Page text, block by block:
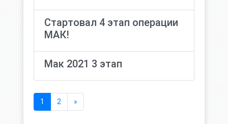
Стартовал 4 этап операции
МАК!
Мак 2021 3 этап
1 2 »